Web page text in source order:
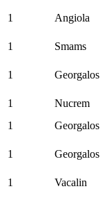
1 Angiola
1 Smams
1 Georgalos
1 Nucrem
1 Georgalos
1 Georgalos
1 Vacalin